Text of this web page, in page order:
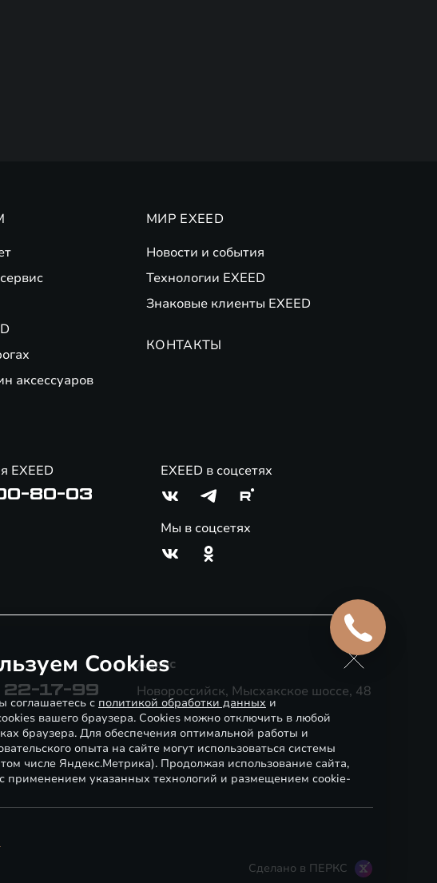
аксессуаров
МИР EXEED
Новости и события
Технологии EXEED
Знаковые клиенты EXEED
КОНТАКТЫ
EXEED
80-03
EXEED в соцсетях
Мы в соцсетях
22-17-99
Адрес
Новороссийск, Мысхакское шоссе, 48
Сделано в ПЕРКС
Cookies
соглашаетесь с политикой обработки данных и
вашего браузера. Cookies можно отключить в любой
браузера. Для обеспечения оптимальной работы и
опыта на сайте могут использоваться системы
числе Яндекс.Метрика). Продолжая использование сайта,
применением указанных технологий и размещением cookie-